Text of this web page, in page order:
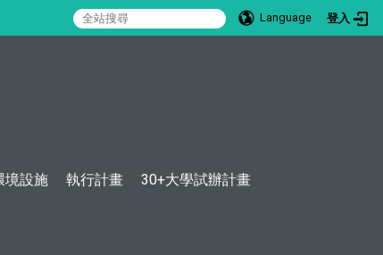
Language 登入
境設施 執行計畫 30+大學試辦計畫